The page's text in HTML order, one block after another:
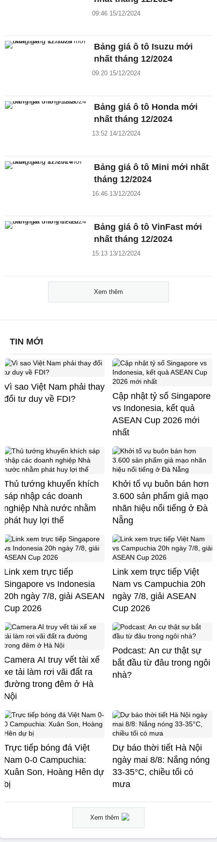
09:46 15/12/2024
Bảng giá ô tô Isuzu mới
nhất tháng 12/2024
09:20 15/12/2024
Bảng giá ô tô Honda mới
nhất tháng 12/2024
13:52 14/12/2024
Bảng giá ô tô Mini mới nhất
tháng 12/2024
16:46 13/12/2024
Bảng giá ô tô VinFast mới
nhất tháng 12/2024
15:13 13/12/2024
Xem thêm
TIN MỚI
Vì sao Việt Nam phải thay
đổi tư duy về FDI?
Cập nhật tỷ số Singapore
vs Indonesia, kết quả
ASEAN Cup 2026 mới
nhất
Thủ tướng khuyến khích
sáp nhập các doanh
nghiệp Nhà nước nhằm
phát huy lợi thế
Khởi tố vụ buôn bán hơn
3.600 sản phẩm giả mạo
nhãn hiệu nổi tiếng ở Đà
Nẵng
Link xem trực tiếp
Singapore vs Indonesia
20h ngày 7/8, giải ASEAN
Cup 2026
Link xem trực tiếp Việt
Nam vs Campuchia 20h
ngày 7/8, giải ASEAN
Cup 2026
Camera AI truy vết tài xế
xe tải làm rơi vãi đất ra
đường trong đêm ở Hà
Nội
Podcast: An cư thật sự
bắt đầu từ đâu trong ngôi
nhà?
Trực tiếp bóng đá Việt
Nam 0-0 Campuchia:
Xuân Son, Hoàng Hên dự
bị
Dự báo thời tiết Hà Nội
ngày mai 8/8: Nắng nóng
33-35°C, chiều tối có
mưa
Xem thêm